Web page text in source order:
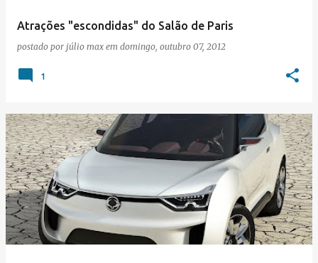
Atrações "escondidas" do Salão de Paris
postado por júlio max em domingo, outubro 07, 2012
1